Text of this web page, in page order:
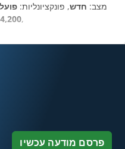
מצב: חדש, פונקציונליות:
4,200 מ"מ,
פרסם מודעה עכשיו